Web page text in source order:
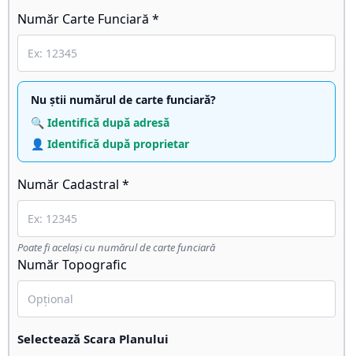
Număr Carte Funciară *
Nu știi numărul de carte funciară?
🔍 Identifică după adresă
👤 Identifică după proprietar
Număr Cadastral *
Poate fi același cu numărul de carte funciară
Număr Topografic
Selectează Scara Planului